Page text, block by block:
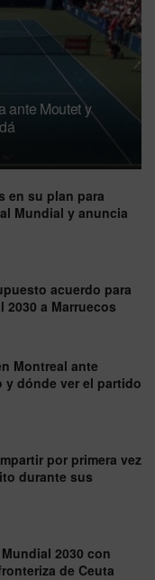
ante Moutet y
en su plan para
Mundial y anuncia
acuerdo para
a Marruecos
Montreal ante
dónde ver el partido
por primera vez
durante sus
2030 con
de Ceuta